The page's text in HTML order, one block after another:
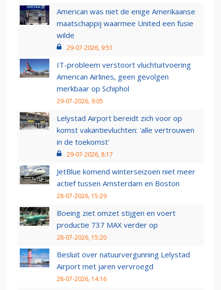
American was niet de enige Amerikaanse
maatschappij waarmee United een fusie
wilde
29-07-2026, 9:51
IT-probleem verstoort vluchtuitvoering
American Airlines, geen gevolgen
merkbaar op Schiphol
29-07-2026, 9:05
Lelystad Airport bereidt zich voor op
komst vakantievluchten: 'alle vertrouwen
in de toekomst'
29-07-2026, 8:17
JetBlue komend winterseizoen niet meer
actief tussen Amsterdam en Boston
28-07-2026, 15:29
Boeing ziet omzet stijgen en voert
productie 737 MAX verder op
28-07-2026, 15:20
Besluit over natuurvergunning Lelystad
Airport met jaren vervroegd
28-07-2026, 14:16